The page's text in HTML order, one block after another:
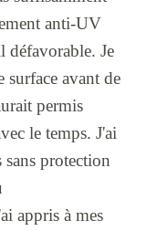
anti-UV
défavorable. Je
surface avant de
permis
le temps. J'ai
protection
appris à mes